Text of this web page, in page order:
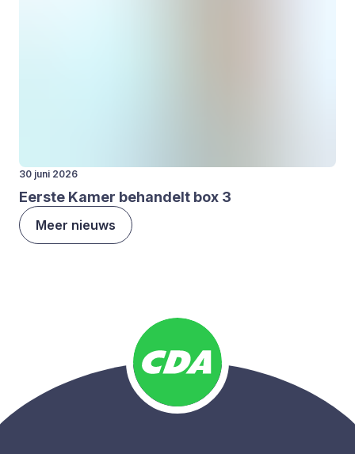
30 juni 2026
Eer­ste Kamer behan­delt box 3
Meer nieuws